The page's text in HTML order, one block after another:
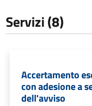
Servizi (8)
Accertamento
con adesione a
dell'avviso